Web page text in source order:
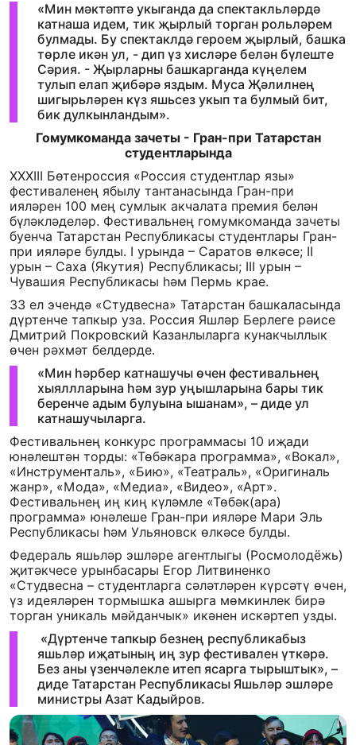
«Мин мәктәптә укыганда да спектакльләрдә
катнаша идем, тик җырлый торган рольләрем
булмады. Бу спектаклдә героем җырлый, башка
төрле икән ул, - дип үз хисләре белән бүлеште
Сәрия. - Җырларны башкарганда күңелем
тулып елап җибәрә яздым. Муса Җәлилнең
шигырьләрен күз яшьсез укып та булмый бит,
бик дулкынландым».
Гомумкоманда зачеты - Гран-при Татарстан
студентларында
XXXIII Бөтенроссия «Россия студентлар язы»
фестиваленең ябылу тантанасында Гран-при
ияләрен 100 мең сумлык акчалата премия белән
бүләкләделәр. Фестивальнең гомумкоманда зачеты
буенча Татарстан Республикасы студентлары Гран-
при ияләре булды. I урында – Саратов өлкәсе; II
урын – Саха (Якутия) Республикасы; III урын –
Чувашия Республикасы һәм Пермь крае.
33 ел эчендә «Студвесна» Татарстан башкаласында
дүртенче тапкыр уза. Россия Яшләр Берлеге рәисе
Дмитрий Покровский Казанлыларга кунакчыллык
өчен рәхмәт белдерде.
«Мин һәрбер катнашучы өчен фестивальнең
хыяллларына һәм зур уңышларына бары тик
беренче адым булуына ышанам», – диде ул
катнашучыларга.
Фестивальнең конкурс программасы 10 иҗади
юнәлештән торды: «Төбәкара программа», «Вокал»,
«Инструменталь», «Бию», «Театраль», «Оригиналь
жанр», «Мода», «Медиа», «Видео», «Арт».
Фестивальнең иң киң күләмле «Төбәк(ара)
программа» юнәлеше Гран-при ияләре Мари Эль
Республикасы һәм Ульяновск өлкәсе булды.
Федераль яшьләр эшләре агентлыгы (Росмолодёжь)
җитәкчесе урынбасары Егор Литвиненко
«Студвесна – студентларга сәләтләрен күрсәтү өчен,
үз идеяләрен тормышка ашырга мөмкинлек бирә
торган уникаль мәйданчык» икәнен искәртеп узды.
«Дүртенче тапкыр безнең республикабыз
яшьләр иҗатының иң зур фестивален үткәрә.
Без аны үзенчәлекле итеп ясарга тырыштык», –
диде Татарстан Республикасы Яшьләр эшләре
министры Азат Кадыйров.